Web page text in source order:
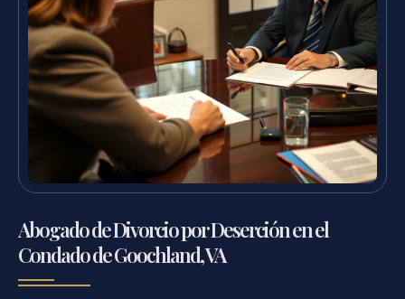
Abogado de Divorcio por Deserción en el
Condado de Goochland, VA